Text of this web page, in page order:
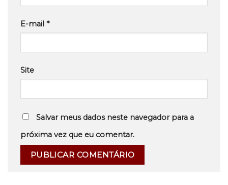
E-mail *
Site
Salvar meus dados neste navegador para a
próxima vez que eu comentar.